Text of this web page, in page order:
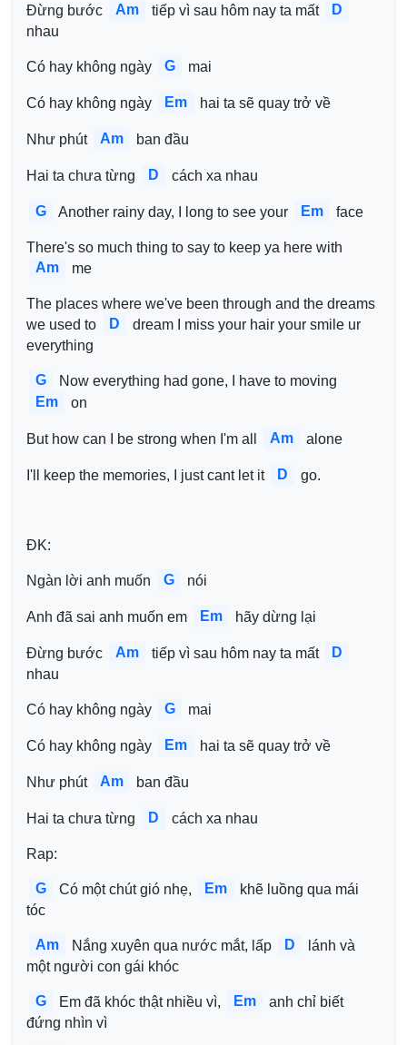
Đừng bước Am tiếp vì sau hôm nay ta mất
D
nhau
Có hay không ngày G mai
Có hay không ngày Em hai ta sẽ quay trở về
Như phút Am ban đầu
Hai ta chưa từng D cách xa nhau
G Another rainy day, I long to see your Em face
There's so much thing to say to keep ya here with
Am
me
The places where we've been through and the dreams
we used to
D
dream I miss your hair your smile ur
everything
G
Now everything had gone, I have to moving
Em
on
But how can I be strong when I'm all Am alone
I'll keep the memories, I just cant let it D go.
ĐK:
Ngàn lời anh muốn G nói
Anh đã sai anh muốn em Em hãy dừng lại
Đừng bước Am tiếp vì sau hôm nay ta mất
D
nhau
Có hay không ngày G mai
Có hay không ngày Em hai ta sẽ quay trở về
Như phút Am ban đầu
Hai ta chưa từng D cách xa nhau
Rap:
G Có một chút gió nhẹ, Em
khẽ luồng qua mái
tóc
Am Nắng xuyên qua nước mắt, lấp D
lánh và
một người con gái khóc
G Em đã khóc thật nhiều vì, Em
anh chỉ biết
đứng nhìn vì